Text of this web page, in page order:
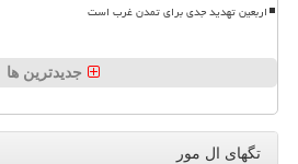
اربعین تهدید جدی برای تمدن غرب است
جدیدترین ها
تگهای ال مور